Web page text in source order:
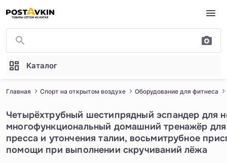
Перейти к основному содержимому
Каталог
Главная Спорт на открытом воздухе Оборудование для фитнеса
Четырёхтрубный шестипрядный эспандер для
многофункциональный домашний тренажёр
пресса и утончения талии, восьмитрубное
помощи при выполнении скручиваний лёжа